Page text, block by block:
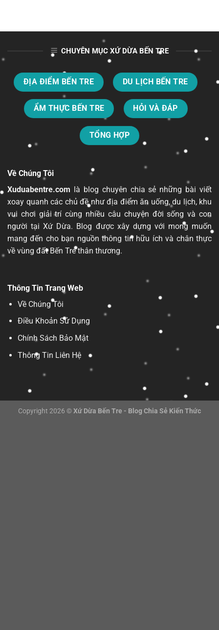
CHUYÊN MỤC XỨ DỪA BẾN TRE
ĐỊA ĐIỂM BẾN TRE DU LỊCH BẾN TRE
ẨM THỰC BẾN TRE HỎI VÀ ĐÁP
TỔNG HỢP
Về Chúng Tôi
Xuduabentre.com là blog chuyên chia sẻ những bài viết
xoay quanh các chủ đề như địa điểm ăn uống, du lịch, khu
vui chơi giải trí cùng nhiều câu chuyện đời sống và con
người tại Xứ Dừa. Blog được xây dựng với mong muốn
mang đến cho bạn nguồn thông tin hữu ích và chân thực
về vùng đất Bến Tre thân thương.
Thông Tin Trang Web
Về Chúng Tôi
Điều Khoản Sử Dụng
Chính Sách Bảo Mật
Thông Tin Liên Hệ
Copyright 2026 © Xứ Dừa Bến Tre - Blog Chia Sẻ Kiến Thức